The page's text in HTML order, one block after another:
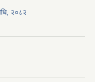
२०८२